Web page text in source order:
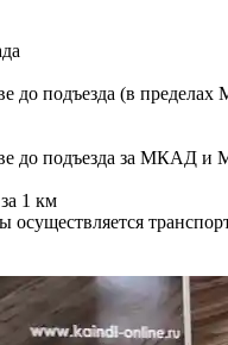
до подъезда (в
до подъезда за МКАД и
1 км
осуществляется